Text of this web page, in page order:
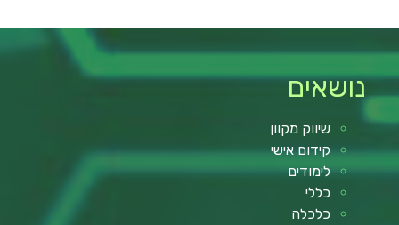
נושאים
שיווק מקוון
קידום אישי
לימודים
כללי
כלכלה